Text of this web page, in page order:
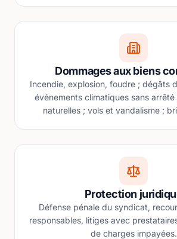
Dommages aux biens
Incendie, explosion, foudre ; dégâts
événements climatiques sans
naturelles ; vols et vandalisme ;
Protection
Défense pénale du syndicat,
responsables, litiges avec
de charges impayées.